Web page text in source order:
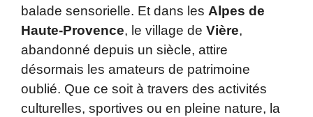
balade sensorielle. Et dans les Alpes de
Haute-Provence, le village de Vière,
abandonné depuis un siècle, attire
désormais les amateurs de patrimoine
oublié. Que ce soit à travers des activités
culturelles, sportives ou en pleine nature, la